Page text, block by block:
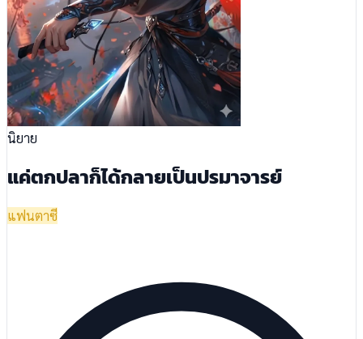
นิยาย
แค่ตกปลาก็ได้กลายเป็นปรมาจารย์
แฟนตาซี